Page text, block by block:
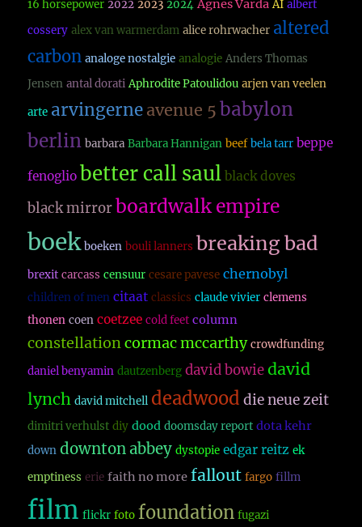
16 horsepower 2022 2023 2024 Agnes Varda AI albert
cossery alex van warmerdam alice rohrwacher altered
carbon analoge nostalgie analogie Anders Thomas
Jensen antal dorati Aphrodite Patoulidou arjen van veelen
arte arvingerne avenue 5 babylon
berlin barbara Barbara Hannigan beef bela tarr beppe
fenoglio better call saul black doves
black mirror boardwalk empire
boek boeken bouli lanners breaking bad
brexit carcass censuur cesare pavese chernobyl
children of men citaat classics claude vivier clemens
thonen coen coetzee cold feet column
constellationcormac mccarthy crowdfunding
daniel benyamin dautzenberg david bowie david
lynch david mitchell deadwood die neue zeit
dimitri verhulst diy dood doomsday report dota kehr
down downton abbey dystopie edgar reitz ek
emptiness erie faith no more fallout fargo fillm
film flickr foto foundation fugazi